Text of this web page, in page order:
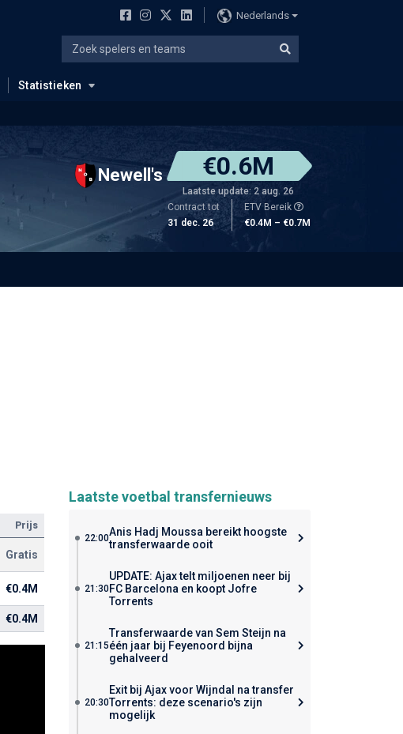
Nederlands
Statistieken
Newell's €0.6M
Laatste update: 2 aug. 26
Contract tot
31 dec. 26
ETV Bereik
€0.4M – €0.7M
Prijs
Gratis
€0.4M
€0.4M
Laatste voetbal transfernieuws
22:00Anis Hadj Moussa bereikt hoogste
transferwaarde ooit
21:30
UPDATE: Ajax telt miljoenen neer bij
FC Barcelona en koopt Jofre
Torrents
21:15
Transferwaarde van Sem Steijn na
één jaar bij Feyenoord bijna
gehalveerd
20:30
Exit bij Ajax voor Wijndal na transfer
Torrents: deze scenario's zijn
mogelijk